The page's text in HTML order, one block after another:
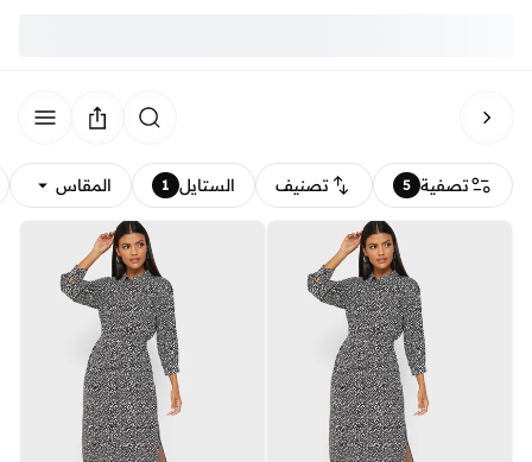
تصفية 5 تصنيف الستايل 1 المقاس